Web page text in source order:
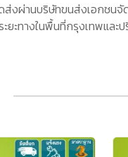
ส่งผ่านบริษัทขนส่งเอกชนจั
ยะทางในพื้นที่กรุงเทพและ